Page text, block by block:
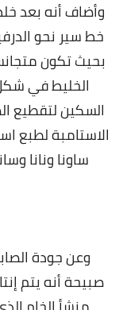
وأضاف أنه بعد
خط سير نحو
بحيث تكون
الخليط في
السكين لتقطيع
الاستامبة لطبع
ساونا ونانا
وعن جودة
صبيحة أنه يتم